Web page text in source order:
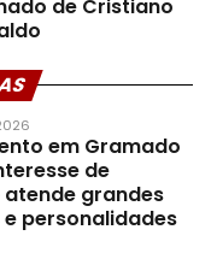
de Cristiano
em Gramado
de
grandes
personalidades